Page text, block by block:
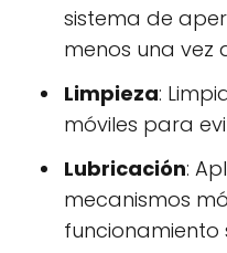
sistema de
menos una vez
Limpieza:
móviles para
Lubricación:
mecanismos
funcionamiento